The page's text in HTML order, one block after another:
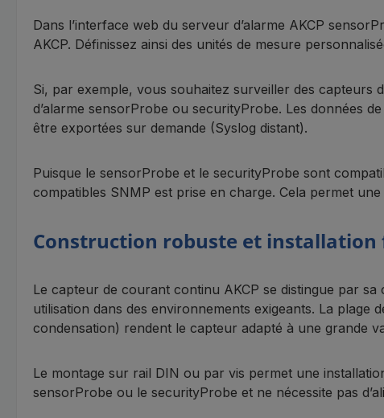
Dans l’interface web du serveur d’alarme AKCP
AKCP. Définissez ainsi des unités de mesure
Si, par exemple, vous souhaitez surveiller des
d’alarme sensorProbe ou securityProbe. Les données
être exportées sur demande (Syslog distant).
Puisque le sensorProbe et le securityProbe sont
compatibles SNMP est prise en charge. Cela permet
Construction robuste et installation
Le capteur de courant continu AKCP se distingue par
utilisation dans des environnements exigeants. La plage
condensation) rendent le capteur adapté à une grande
Le montage sur rail DIN ou par vis permet une
sensorProbe ou le securityProbe et ne nécessite pas